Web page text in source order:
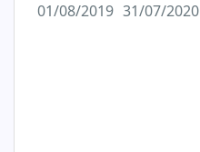
01/08/2019 31/07/2020